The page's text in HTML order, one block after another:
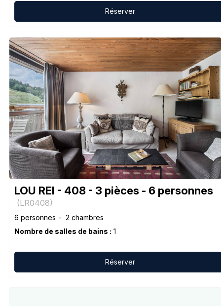
Réserver
LOU REI - 408 - 3 pièces - 6 personnes
(LR0408)
6 personnes
2 chambres
Nombre de salles de bains : 1
Réserver